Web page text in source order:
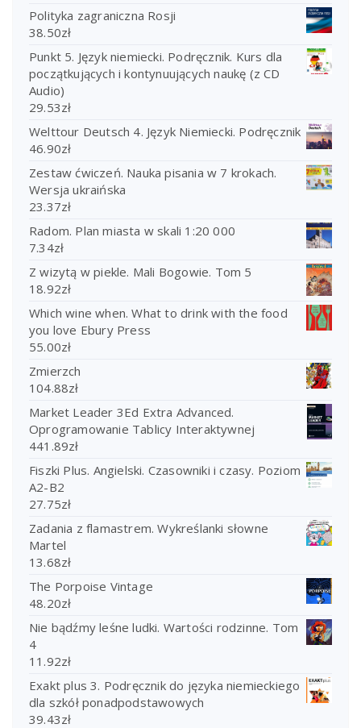
Polityka zagraniczna Rosji
38.50zł
Punkt 5. Język niemiecki. Podręcznik. Kurs dla
początkujących i kontynuujących naukę (z CD
Audio)
29.53zł
Welttour Deutsch 4. Język Niemiecki. Podręcznik
46.90zł
Zestaw ćwiczeń. Nauka pisania w 7 krokach.
Wersja ukraińska
23.37zł
Radom. Plan miasta w skali 1:20 000
7.34zł
Z wizytą w piekle. Mali Bogowie. Tom 5
18.92zł
Which wine when. What to drink with the food
you love Ebury Press
55.00zł
Zmierzch
104.88zł
Market Leader 3Ed Extra Advanced.
Oprogramowanie Tablicy Interaktywnej
441.89zł
Fiszki Plus. Angielski. Czasowniki i czasy. Poziom
A2-B2
27.75zł
Zadania z flamastrem. Wykreślanki słowne
Martel
13.68zł
The Porpoise Vintage
48.20zł
Nie bądźmy leśne ludki. Wartości rodzinne. Tom
4
11.92zł
Exakt plus 3. Podręcznik do języka niemieckiego
dla szkół ponadpodstawowych
39.43zł